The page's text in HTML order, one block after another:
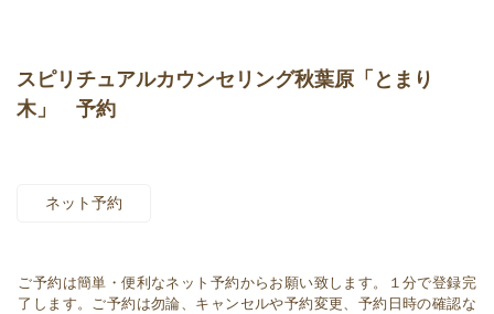
スピリチュアルカウンセリング秋葉原「とまり
木」 予約
ネット予約
ご予約は簡単・便利なネット予約からお願い致します。１分で登録完
了します。ご予約は勿論、キャンセルや予約変更、予約日時の確認な